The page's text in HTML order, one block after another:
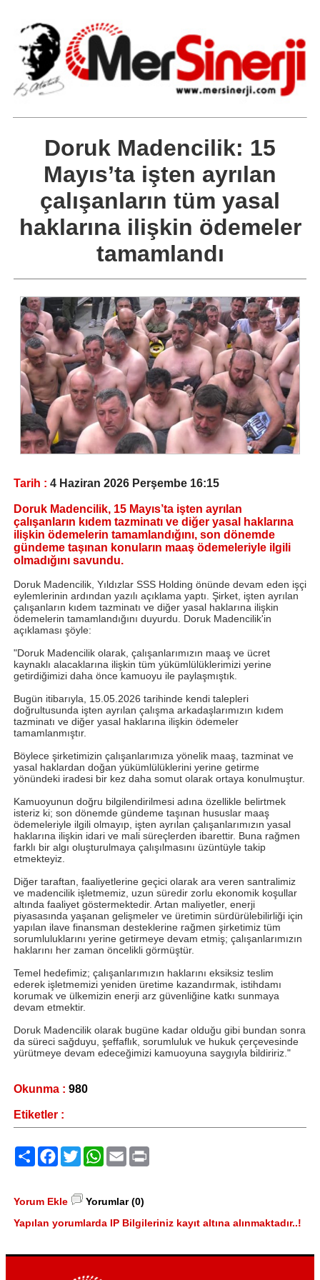
Doruk Madencilik: 15
Mayıs’ta işten ayrılan
çalışanların tüm yasal
haklarına ilişkin ödemeler
tamamlandı
Tarih : 4 Haziran 2026 Perşembe 16:15
Doruk Madencilik, 15 Mayıs’ta işten ayrılan
çalışanların kıdem tazminatı ve diğer yasal haklarına
ilişkin ödemelerin tamamlandığını, son dönemde
gündeme taşınan konuların maaş ödemeleriyle ilgili
olmadığını savundu.
Doruk Madencilik, Yıldızlar SSS Holding önünde devam eden işçi
eylemlerinin ardından yazılı açıklama yaptı. Şirket, işten ayrılan
çalışanların kıdem tazminatı ve diğer yasal haklarına ilişkin
ödemelerin tamamlandığını duyurdu. Doruk Madencilik'in
açıklaması şöyle:
"Doruk Madencilik olarak, çalışanlarımızın maaş ve ücret
kaynaklı alacaklarına ilişkin tüm yükümlülüklerimizi yerine
getirdiğimizi daha önce kamuoyu ile paylaşmıştık.
Bugün itibarıyla, 15.05.2026 tarihinde kendi talepleri
doğrultusunda işten ayrılan çalışma arkadaşlarımızın kıdem
tazminatı ve diğer yasal haklarına ilişkin ödemeler
tamamlanmıştır.
Böylece şirketimizin çalışanlarımıza yönelik maaş, tazminat ve
yasal haklardan doğan yükümlülüklerini yerine getirme
yönündeki iradesi bir kez daha somut olarak ortaya konulmuştur.
Kamuoyunun doğru bilgilendirilmesi adına özellikle belirtmek
isteriz ki; son dönemde gündeme taşınan hususlar maaş
ödemeleriyle ilgili olmayıp, işten ayrılan çalışanlarımızın yasal
haklarına ilişkin idari ve mali süreçlerden ibarettir. Buna rağmen
farklı bir algı oluşturulmaya çalışılmasını üzüntüyle takip
etmekteyiz.
Diğer taraftan, faaliyetlerine geçici olarak ara veren santralimiz
ve madencilik işletmemiz, uzun süredir zorlu ekonomik koşullar
altında faaliyet göstermektedir. Artan maliyetler, enerji
piyasasında yaşanan gelişmeler ve üretimin sürdürülebilirliği için
yapılan ilave finansman desteklerine rağmen şirketimiz tüm
sorumluluklarını yerine getirmeye devam etmiş; çalışanlarımızın
haklarını her zaman öncelikli görmüştür.
Temel hedefimiz; çalışanlarımızın haklarını eksiksiz teslim
ederek işletmemizi yeniden üretime kazandırmak, istihdamı
korumak ve ülkemizin enerji arz güvenliğine katkı sunmaya
devam etmektir.
Doruk Madencilik olarak bugüne kadar olduğu gibi bundan sonra
da süreci sağduyu, şeffaflık, sorumluluk ve hukuk çerçevesinde
yürütmeye devam edeceğimizi kamuoyuna saygıyla bildiririz."
Okunma : 980
Etiketler :
PaylaşFacebook
TwitterWhatsApp
Email
Yorum Ekle
Yorumlar (0)
Yapılan yorumlarda IP Bilgileriniz kayıt altına alınmaktadır..!